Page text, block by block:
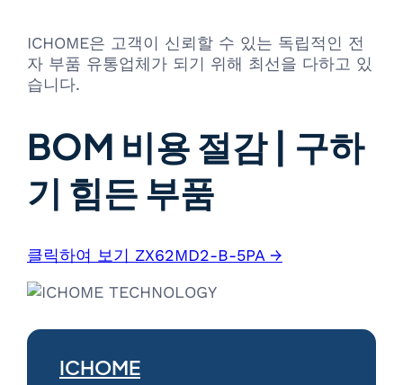
ICHOME은 고객이 신뢰할 수 있는 독립적인 전
자 부품 유통업체가 되기 위해 최선을 다하고 있
습니다.
BOM 비용 절감 | 구하
기 힘든 부품
클릭하여 보기 ZX62MD2-B-5PA →
ICHOME